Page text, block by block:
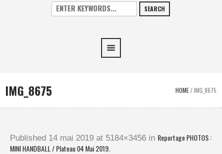
SEARCH
IMG_8675 HOME/IMG_8675
Published 14 mai 2019 at 5184×3456 in Reportage PHOTOS :
MINI HANDBALL / Plateau 04 Mai 2019.